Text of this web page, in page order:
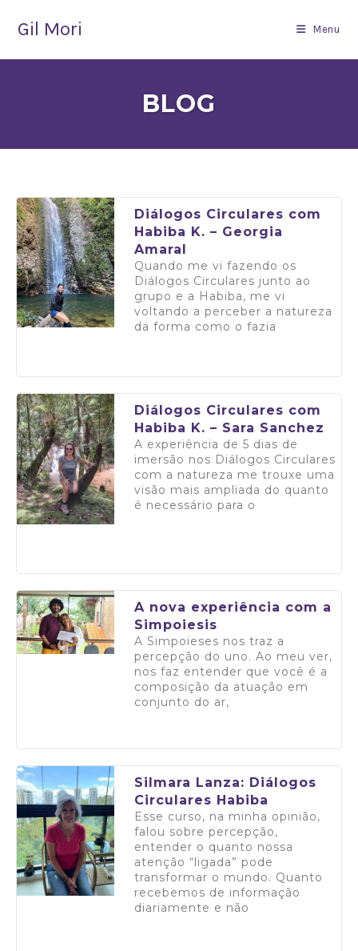
Gil Mori Menu
BLOG
Diálogos Circulares com
Habiba K. – Georgia
Amaral
Quando me vi fazendo os
Diálogos Circulares junto ao
grupo e a Habiba, me vi
voltando a perceber a natureza
da forma como o fazia
Diálogos Circulares com
Habiba K. – Sara Sanchez
A experiência de 5 dias de
imersão nos Diálogos Circulares
com a natureza me trouxe uma
visão mais ampliada do quanto
é necessário para o
A nova experiência com a
Simpoiesis
A Simpoieses nos traz a
percepção do uno. Ao meu ver,
nos faz entender que você é a
composição da atuação em
conjunto do ar,
Silmara Lanza: Diálogos
Circulares Habiba
Esse curso, na minha opinião,
falou sobre percepção,
entender o quanto nossa
atenção “ligada” pode
transformar o mundo. Quanto
recebemos de informação
diariamente e não